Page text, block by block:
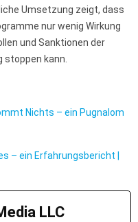
Umsetzung zeigt, dass
nur wenig Wirkung
und Sanktionen der
stoppen kann.
Nichts – ein Pugnalom
– ein Erfahrungsbericht |
LLC